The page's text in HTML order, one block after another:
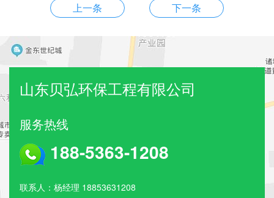
上一条 下一条
山东贝弘环保工程有限公司
服务热线
188-5363-1208
联系人：杨经理 18853631208